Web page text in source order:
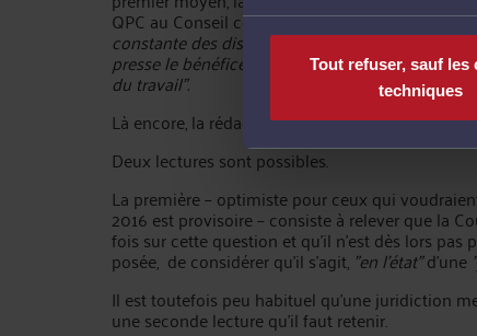
Tout refuser, sauf les
techniques
QPC au Conseil constitutionnel, qu'il"n'existe
constante des dispositions législatives
presse le bénéfice de l'indemnité de licenciement
du travail".
Là encore, la rédaction de l'arrêt manque de
Deux lectures sont possibles.
La première – optimiste pour ceux qui
2016 est provisoire – consiste à relever que la
fois sur cette question et qu'il n'est dès lors pas
posée, de considérer qu'il s'agit, "en l'état"d'une
Il est toutefois peu habituel qu'une juridiction
une seconde lecture qu'il faut retenir.